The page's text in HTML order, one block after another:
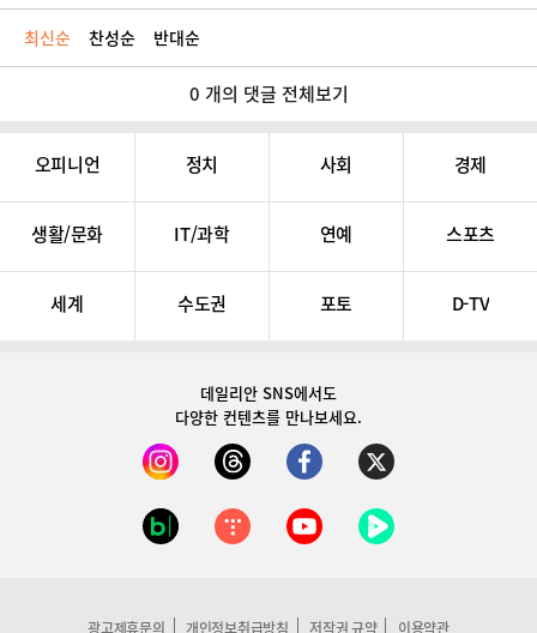
최신순 찬성순 반대순
0 개의 댓글 전체보기
오피니언 정치 사회 경제
생활/문화 IT/과학 연예 스포츠
세계 수도권 포토 D-TV
데일리안 SNS에서도
다양한 컨텐츠를 만나보세요.
광고제휴문의 개인정보취급방침 저작권 규약 이용약관